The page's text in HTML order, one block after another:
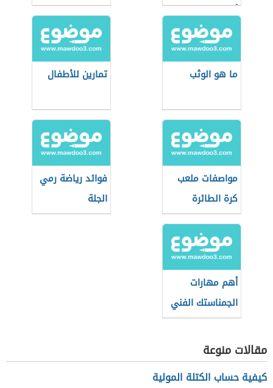
أمريكية)
ما هو الوثب تمارين للأطفال
مواصفات ملعب
كرة الطائرة
الشاطئية
فوائد رياضة رمي
الجلة
أهم مهارات
الجمناستك الفني
مقالات منوعة
كيفية حساب الكتلة المولية